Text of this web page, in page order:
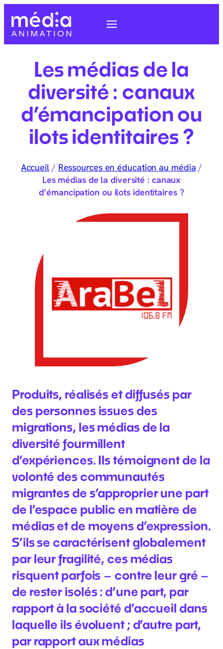
Les médias de la
diversité : canaux
d’émancipation ou
ilots identitaires ?
Accueil/ Ressources en éducation au média /
Les médias de la diversité : canaux
d’émancipation ou ilots identitaires ?
Produits, réalisés et diffusés par
des personnes issues des
migrations, les médias de la
diversité fourmillent
d’expériences. Ils témoignent de la
volonté des communautés
migrantes de s’approprier une part
de l’espace public en matière de
médias et de moyens d’expression.
S’ils se caractérisent globalement
par leur fragilité, ces médias
risquent parfois – contre leur gré –
de rester isolés : d’une part, par
rapport à la société d’accueil dans
laquelle ils évoluent ; d’autre part,
par rapport aux médias